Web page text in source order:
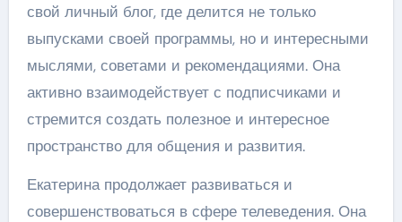
свой личный блог, где делится не только
выпусками своей программы, но и интересными
мыслями, советами и рекомендациями. Она
активно взаимодействует с подписчиками и
стремится создать полезное и интересное
пространство для общения и развития.
Екатерина продолжает развиваться и
совершенствоваться в сфере телеведения. Она